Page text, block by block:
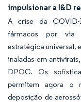
impulsionar a I&D
A crise da COVID-
fármacos por via
estratégica universal,
inaladas em
DPOC. Os
permitem agora o
deposição de